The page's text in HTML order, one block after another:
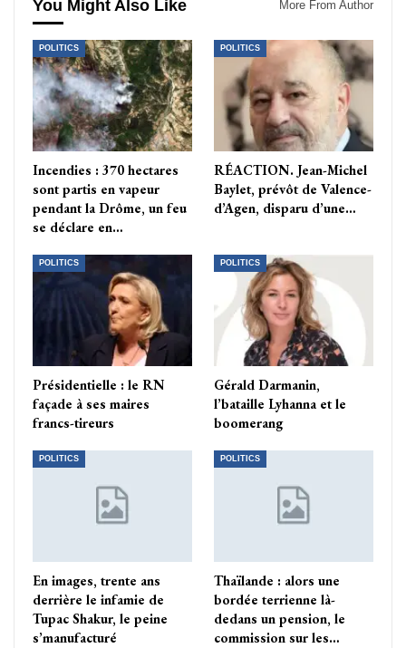
You Might Also Like More From Author
POLITICS
Incendies : 370 hectares
sont partis en vapeur
pendant la Drôme, un feu
se déclare en…
POLITICS
RÉACTION. Jean-Michel
Baylet, prévôt de Valence-
d’Agen, disparu d’une…
POLITICS
Présidentielle : le RN
façade à ses maires
francs-tireurs
POLITICS
Gérald Darmanin,
l’bataille Lyhanna et le
boomerang
POLITICS
En images, trente ans
derrière le infamie de
Tupac Shakur, le peine
s’manufacturé
POLITICS
Thaïlande : alors une
bordée terrienne là-
dedans un pension, le
commission sur les…